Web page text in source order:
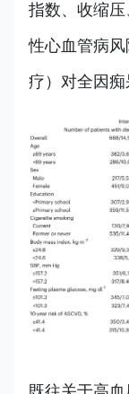
指数、收缩
性心血管病
疗）对全因痴